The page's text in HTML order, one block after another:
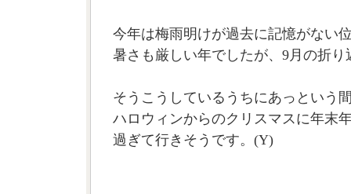
今年は梅雨明けが過去に記憶がない
暑さも厳しい年でしたが、9月の折り
そうこうしているうちにあっという
ハロウィンからのクリスマスに年末
過ぎて行きそうです。(Y)